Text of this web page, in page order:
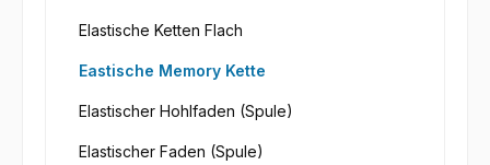
Elastische Ketten Flach
Eastische Memory Kette
Elastischer Hohlfaden (Spule)
Elastischer Faden (Spule)